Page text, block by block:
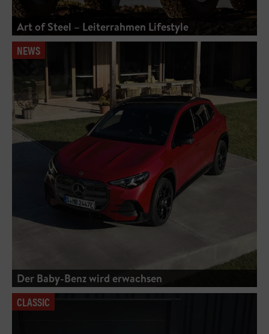
Art of Steel – Leiterrahmen Lifestyle
NEWS
Der Baby-Benz wird erwachsen
CLASSIC